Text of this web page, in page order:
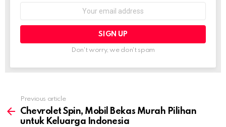
Don't worry, we don't spam
more
Previous article
Chevrolet Spin, Mobil Bekas Murah Pilihan
untuk Keluarga Indonesia